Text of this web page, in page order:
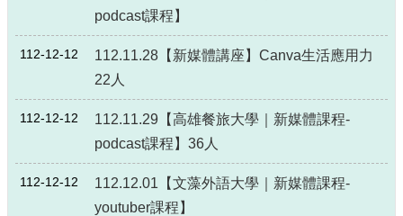
Line
權
政
podcast課程】
112-12-12
112.11.28【新媒體講座】Canva生活應用力
22人
112-12-12
112.11.29【高雄餐旅大學｜新媒體課程-
podcast課程】36人
112-12-12
112.12.01【文藻外語大學｜新媒體課程-
youtuber課程】